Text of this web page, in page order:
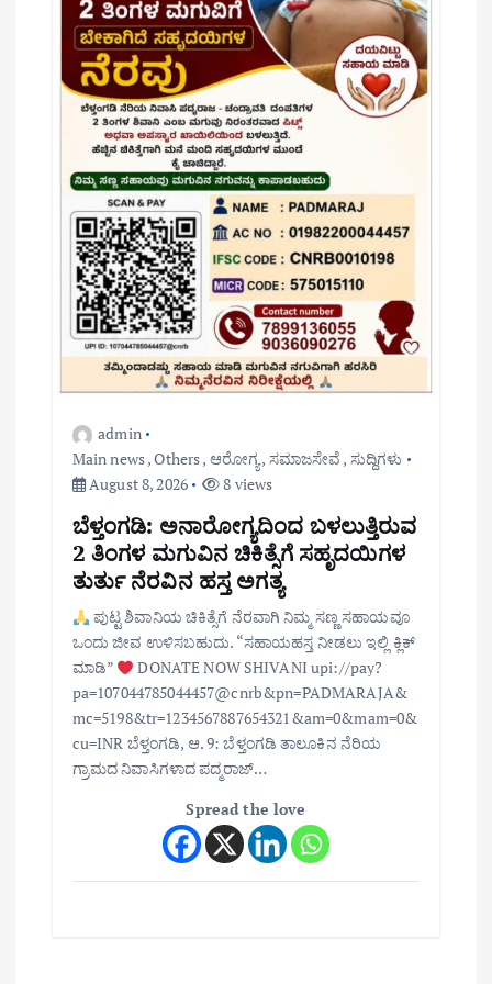
admin
Main news,Others, ಆರೋಗ್ಯ, ಸಮಾಜಸೇವೆ , ಸುದ್ದಿಗಳು
August 8, 2026
8 views
ಬೆಳ್ತಂಗಡಿ: ಅನಾರೋಗ್ಯದಿಂದ ಬಳಲುತ್ತಿರುವ
2 ತಿಂಗಳ ಮಗುವಿನ ಚಿಕಿತ್ಸೆಗೆ ಸಹೃದಯಿಗಳ
ತುರ್ತು ನೆರವಿನ ಹಸ್ತ ಅಗತ್ಯ
ಪುಟ್ಟ ಶಿವಾನಿಯ ಚಿಕಿತ್ಸೆಗೆ ನೆರವಾಗಿ ನಿಮ್ಮ ಸಣ್ಣ ಸಹಾಯವೂ
ಒಂದು ಜೀವ ಉಳಿಸಬಹುದು. “ಸಹಾಯಹಸ್ತ ನೀಡಲು ಇಲ್ಲಿ ಕ್ಲಿಕ್
ಮಾಡಿ”
DONATE NOW SHIVANI upi://pay?
pa=107044785044457@cnrb&pn=PADMARAJA&
mc=5198&tr=1234567887654321&am=0&mam=0&
cu=INR ಬೆಳ್ತಂಗಡಿ, ಆ. 9: ಬೆಳ್ತಂಗಡಿ ತಾಲೂಕಿನ ನೆರಿಯ
ಗ್ರಾಮದ ನಿವಾಸಿಗಳಾದ ಪದ್ಮರಾಜ್…
Spread the love